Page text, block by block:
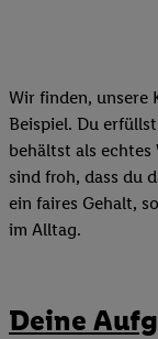
Wir finden, unsere
Beispiel. Du
behältst als
sind froh, dass du
ein faires Gehalt,
im Alltag.
Deine